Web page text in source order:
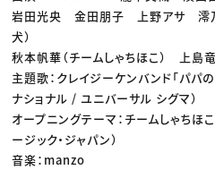
岩田光央 金田朋子 上野アサ 澪
犬）
秋本帆華（チームしゃちほこ） 上島
主題歌：クレイジーケンバンド「パパ
ナショナル / ユニバーサル シグマ）
オープニングテーマ：チームしゃちほ
ージック・ジャパン）
音楽：manzo